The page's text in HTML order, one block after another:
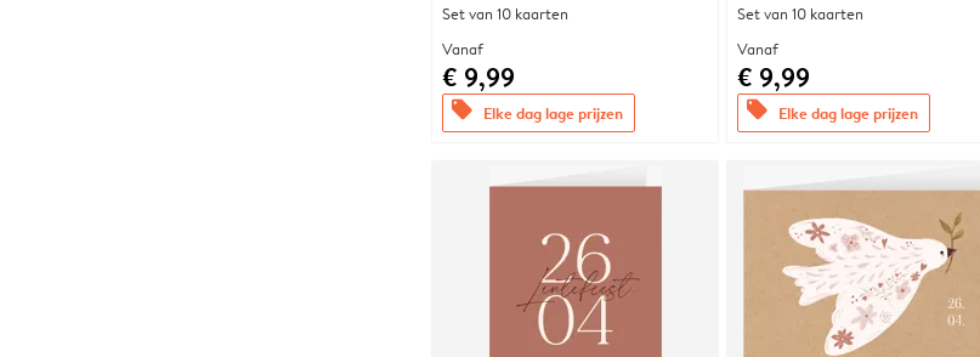
Set van 10 kaarten
Vanaf
€ 9,99
offers Elke dag lage prijzen
Set van 10 kaarten
Vanaf
€ 9,99
offers Elke dag lage prijzen